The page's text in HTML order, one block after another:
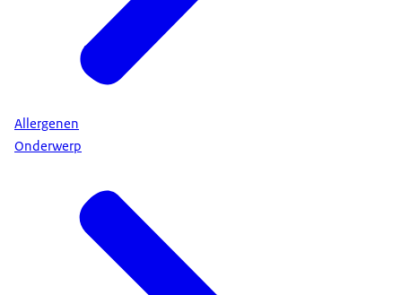
Allergenen
Onderwerp